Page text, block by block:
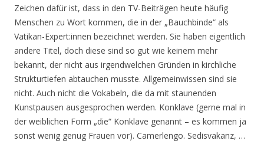
Zeichen dafür ist, dass in den TV-Beiträgen heute häufig
Menschen zu Wort kommen, die in der „Bauchbinde“ als
Vatikan-Expert:innen bezeichnet werden. Sie haben eigentlich
andere Titel, doch diese sind so gut wie keinem mehr
bekannt, der nicht aus irgendwelchen Gründen in kirchliche
Strukturtiefen abtauchen musste. Allgemeinwissen sind sie
nicht. Auch nicht die Vokabeln, die da mit staunenden
Kunstpausen ausgesprochen werden. Konklave (gerne mal in
der weiblichen Form „die“ Konklave genannt – es kommen ja
sonst wenig genug Frauen vor). Camerlengo. Sedisvakanz, …